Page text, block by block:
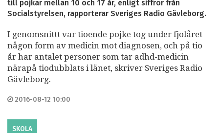
till pojkar mellan 10 och 17 år, enligt siffror från
Socialstyrelsen, rapporterar Sveriges Radio Gävleborg.
I genomsnittt var tioende pojke tog under fjolåret
någon form av medicin mot diagnosen, och på tio
år har antalet personer som tar adhd-medicin
närapå tiodubblats i länet, skriver Sveriges Radio
Gävleborg.
2016-08-12 10:00
SKOLA